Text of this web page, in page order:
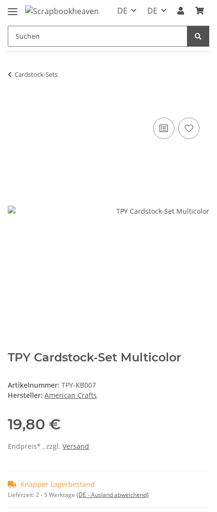
DE DE
Cardstock-Sets
TPY Cardstock-Set Multicolor
Artikelnummer: TPY-KB007
Hersteller: American Crafts
19,80 €
Endpreis* , zzgl. Versand
Knapper Lagerbestand
Lieferzeit:2 - 5 Werktage (DE - Ausland abweichend)